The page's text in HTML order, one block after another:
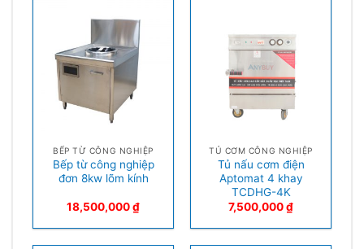
BẾP TỪ CÔNG NGHIỆP
Bếp từ công nghiệp
đơn 8kw lõm kính
18,500,000₫
TỦ CƠM CÔNG NGHIỆP
Tủ nấu cơm điện
Aptomat 4 khay
TCDHG-4K
7,500,000₫